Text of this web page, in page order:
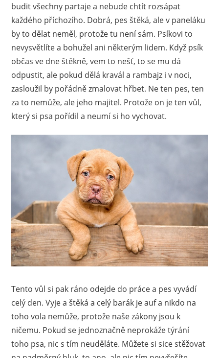
budit všechny partaje a nebude chtít rozsápat
každého příchozího. Dobrá, pes štěká, ale v paneláku
by to dělat neměl, protože tu není sám. Psíkovi to
nevysvětlíte a bohužel ani některým lidem. Když psík
občas ve dne štěkně, vem to nešť, to se mu dá
odpustit, ale pokud dělá kravál a rambajz i v noci,
zasloužil by pořádně zmalovat hřbet. Ne ten pes, ten
za to nemůže, ale jeho majitel. Protože on je ten vůl,
který si psa pořídil a neumí si ho vychovat.
Tento vůl si pak ráno odejde do práce a pes vyvádí
celý den. Vyje a štěká a celý barák je auf a nikdo na
toho vola nemůže, protože naše zákony jsou k
ničemu. Pokud se jednoznačně neprokáže týrání
toho psa, nic s tím neuděláte. Můžete si sice stěžovat